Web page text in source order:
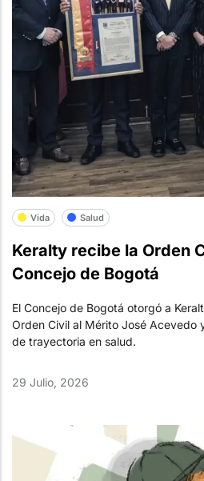
Vida Salud
Keralty recibe la Orden
Concejo de Bogotá
El Concejo de Bogotá otorgó a
Orden Civil al Mérito José Acevedo
de trayectoria en salud.
29 Julio, 2026